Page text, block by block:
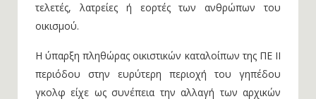
τελετές, λατρείες ή εορτές των ανθρώπων του
οικισμού.
Η ύπαρξη πληθώρας οικιστικών καταλοίπων της ΠΕ ΙΙ
περιόδου στην ευρύτερη περιοχή του γηπέδου
γκολφ είχε ως συνέπεια την αλλαγή των αρχικών